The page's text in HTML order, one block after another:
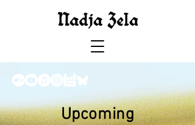
Upcoming